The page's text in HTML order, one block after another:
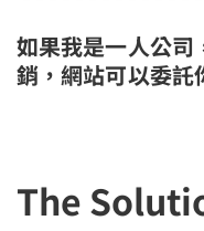
如果我是一人公司
銷，網站可以委託
The